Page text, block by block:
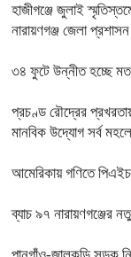
হাজীগঞ্জে জুলাই
নারায়ণগঞ্জ জেলা প্রশাসন
৩৪ ফুটে উন্নীত হচ্ছে
প্রচণ্ড রৌদ্রের
মানবিক উদ্যোগ সর্ব
আমেরিকায় গণিতে
ব্যাচ ৯৭ নারায়ণগঞ্জের